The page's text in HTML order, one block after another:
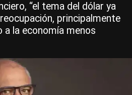
“el tema del dólar ya
principalmente
a la economía menos